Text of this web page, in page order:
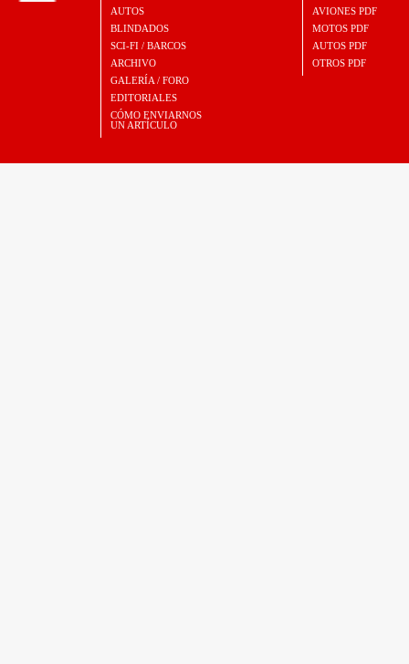
AUTOS
BLINDADOS
SCI-FI / BARCOS
ARCHIVO
GALERÍA / FORO
EDITORIALES
CÓMO ENVIARNOS
UN ARTÍCULO
AVIONES PDF
MOTOS PDF
AUTOS PDF
OTROS PDF